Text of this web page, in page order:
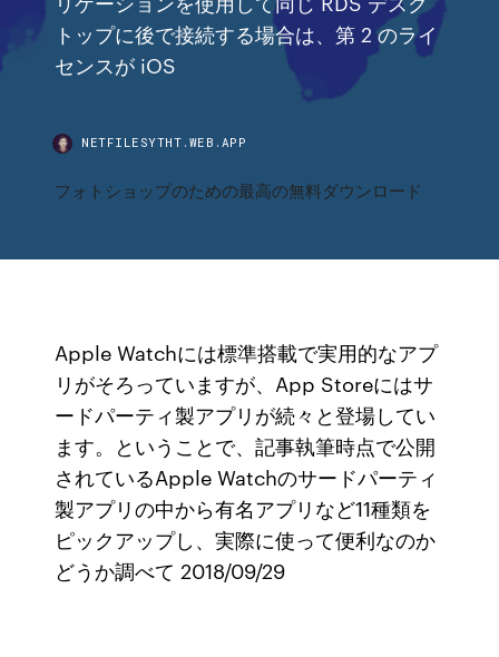
トップに後で接続する場合は、第 2 のライ
センスが iOS
NETFILESYTHT.WEB.APP
フォトショップのための最高の無料ダウンロード
Apple Watchには標準搭載で実用的なアプ
リがそろっていますが、App Storeにはサ
ードパーティ製アプリが続々と登場してい
ます。ということで、記事執筆時点で公開
されているApple Watchのサードパーティ
製アプリの中から有名アプリなど11種類を
ピックアップし、実際に使って便利なのか
どうか調べて 2018/09/29